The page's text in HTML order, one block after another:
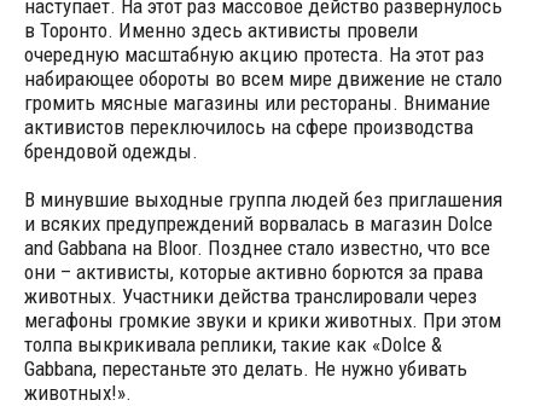
наступает. На этот раз массовое действо развернулось
в Торонто. Именно здесь активисты провели
очередную масштабную акцию протеста. На этот раз
набирающее обороты во всем мире движение не стало
громить мясные магазины или рестораны. Внимание
активистов переключилось на сфере производства
брендовой одежды.
В минувшие выходные группа людей без приглашения
и всяких предупреждений ворвалась в магазин Dolce
and Gabbana на Bloor. Позднее стало известно, что все
они – активисты, которые активно борются за права
животных. Участники действа транслировали через
мегафоны громкие звуки и крики животных. При этом
толпа выкрикивала реплики, такие как «Dolce &
Gabbana, перестаньте это делать. Не нужно убивать
животных!».